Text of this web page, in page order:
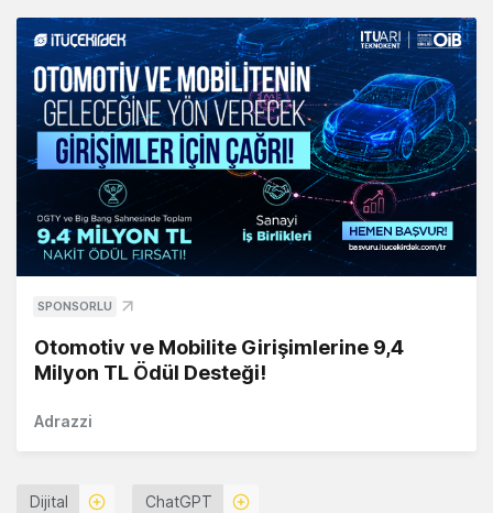
SPONSORLU
Otomotiv ve Mobilite Girişimlerine 9,4
Milyon TL Ödül Desteği!
Adrazzi
Dijital ChatGPT